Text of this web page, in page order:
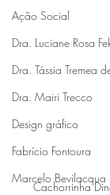
Ação Social
Dra. Luciane Rosa
Dra. Tássia Tremea
Dra. Mairi Trecco
Design gráfico
Fabrício Fontoura
Marcelo Bevilacqua
Cachorrinha